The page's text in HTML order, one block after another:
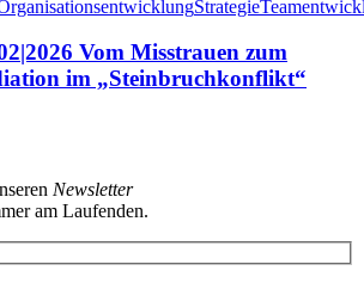
Strategie
Vom Misstrauen zum
im „Steinbruchkonflikt“
Newsletter
am Laufenden.